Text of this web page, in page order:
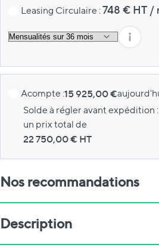
Leasing Circulaire :748 € HT /
Acompte :15 925,00 €
Solde à régler avant expédition :
un prix total de
22 750,00€ HT
Nos recommandations
Description